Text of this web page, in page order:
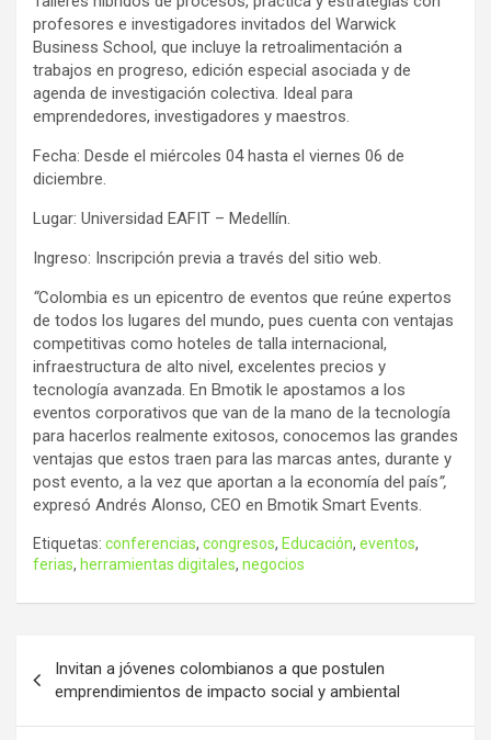
profesores e investigadores invitados del Warwick
Business School, que incluye la retroalimentación a
trabajos en progreso, edición especial asociada y de
agenda de investigación colectiva. Ideal para
emprendedores, investigadores y maestros.
Fecha: Desde el miércoles 04 hasta el viernes 06 de
diciembre.
Lugar: Universidad EAFIT – Medellín.
Ingreso: Inscripción previa a través del sitio web.
“Colombia es un epicentro de eventos que reúne expertos
de todos los lugares del mundo, pues cuenta con ventajas
competitivas como hoteles de talla internacional,
infraestructura de alto nivel, excelentes precios y
tecnología avanzada. En Bmotik le apostamos a los
eventos corporativos que van de la mano de la tecnología
para hacerlos realmente exitosos, conocemos las grandes
ventajas que estos traen para las marcas antes, durante y
post evento, a la vez que aportan a la economía del país”,
expresó Andrés Alonso, CEO en Bmotik Smart Events.
Etiquetas: conferencias, congresos, Educación, eventos,
ferias, herramientas digitales, negocios
de
entradas
Invitan a jóvenes colombianos a que postulen
emprendimientos de impacto social y ambiental